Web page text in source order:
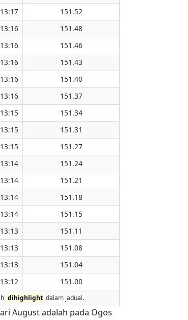
13:17
151.52
13:16
151.48
13:16
151.46
13:16
151.43
13:16
151.40
13:16
151.37
13:15
151.34
13:15
151.31
13:15
151.27
13:14
151.24
13:14
151.21
13:14
151.18
13:14
151.15
13:13
151.11
13:13
151.08
13:13
151.04
13:12 151.00
dihighlight dalam jadual.
August adalah pada Ogos